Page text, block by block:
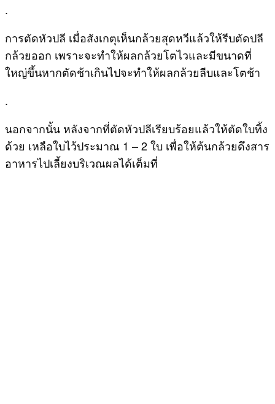
.
การตัดหัวปลี เมื่อสังเกตุเห็นกล้วยสุดหวีแล้วให้รีบตัดปลี
กล้วยออก เพราะจะทำให้ผลกล้วยโตไวและมีขนาดที่
ใหญ่ขึ้นหากตัดช้าเกินไปจะทำให้ผลกล้วยลีบและโตช้า
.
นอกจากนั้น หลังจากที่ตัดหัวปลีเรียบร้อยแล้วให้ตัดใบทิ้ง
ด้วย เหลือใบไว้ประมาณ 1 – 2 ใบ เพื่อให้ต้นกล้วยดึงสาร
อาหารไปเลี้ยงบริเวณผลได้เต็มที่